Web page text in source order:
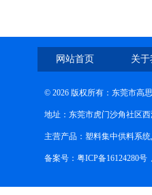
网站首页 关
© 2026 版权所有：东莞市高
地址：东莞市虎门沙角社区
主营产品：塑料集中供料系
备案号：粤ICP备16124280号